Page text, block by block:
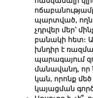
պարտված,
չդրվեր մեր՝
բանակի հետ:
խնդիր է
պարագայում
մանավանդ, որ
կան, որոնք
կայացման